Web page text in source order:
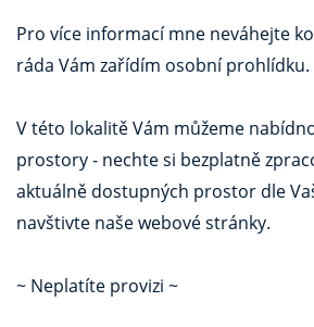
Pro více informací mne neváhejte
ráda Vám zařídím osobní prohlídku.
V této lokalitě Vám můžeme
prostory - nechte si bezplatně
aktuálně dostupných prostor dle
navštivte naše webové stránky.
~ Neplatíte provizi ~